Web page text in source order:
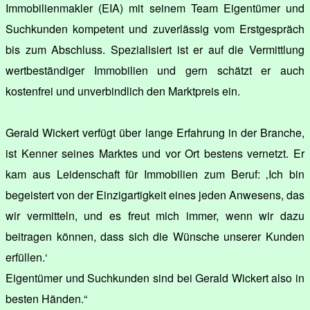
Immobilienmakler (EIA) mit seinem Team Eigentümer und
Suchkunden kompetent und zuverlässig vom Erstgespräch
bis zum Abschluss. Spezialisiert ist er auf die Vermittlung
wertbeständiger Immobilien und gern schätzt er auch
kostenfrei und unverbindlich den Marktpreis ein.
Gerald Wickert verfügt über lange Erfahrung in der Branche,
ist Kenner seines Marktes und vor Ort bestens vernetzt. Er
kam aus Leidenschaft für Immobilien zum Beruf: ‚Ich bin
begeistert von der Einzigartigkeit eines jeden Anwesens, das
wir vermitteln, und es freut mich immer, wenn wir dazu
beitragen können, dass sich die Wünsche unserer Kunden
erfüllen.‘
Eigentümer und Suchkunden sind bei Gerald Wickert also in
besten Händen.“